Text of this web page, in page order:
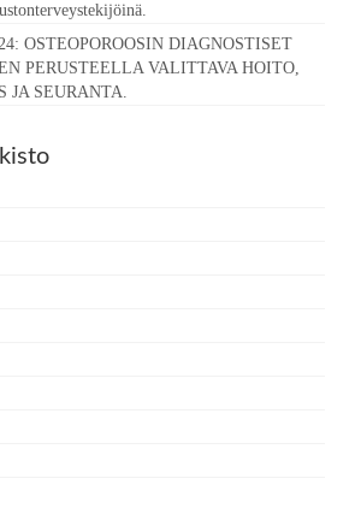
OSTEOPOROOSIN DIAGNOSTISET
PERUSTEELLA VALITTAVA HOITO,
JA SEURANTA.